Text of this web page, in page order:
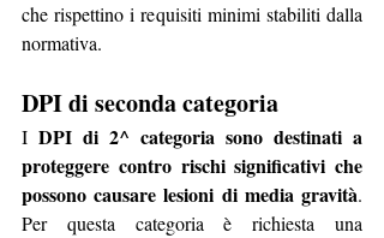
che rispettino i requisiti minimi stabiliti dalla
normativa.
DPI di seconda categoria
I DPI di 2^ categoria sono destinati a
proteggere contro rischi significativi che
possono causare lesioni di media gravità.
Per questa categoria è richiesta una